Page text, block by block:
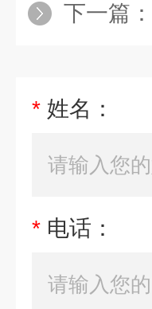
下一篇：
* 姓名：
* 电话：